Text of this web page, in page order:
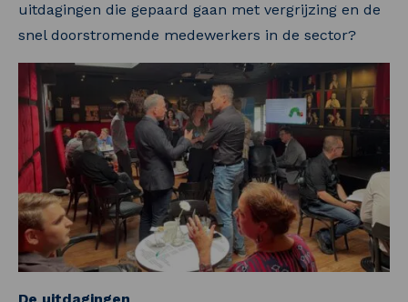
uitdagingen die gepaard gaan met vergrijzing en de
snel doorstromende medewerkers in de sector?
De uitdagingen